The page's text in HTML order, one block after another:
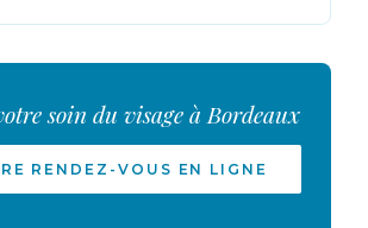
soin du visage à Bordeaux
RENDEZ-VOUS EN LIGNE